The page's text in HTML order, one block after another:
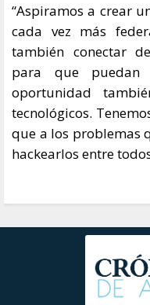
“Aspiramos a crear
cada vez más
también conectar
para que puedan
oportunidad
tecnológicos.
que a los problemas
hackearlos entre